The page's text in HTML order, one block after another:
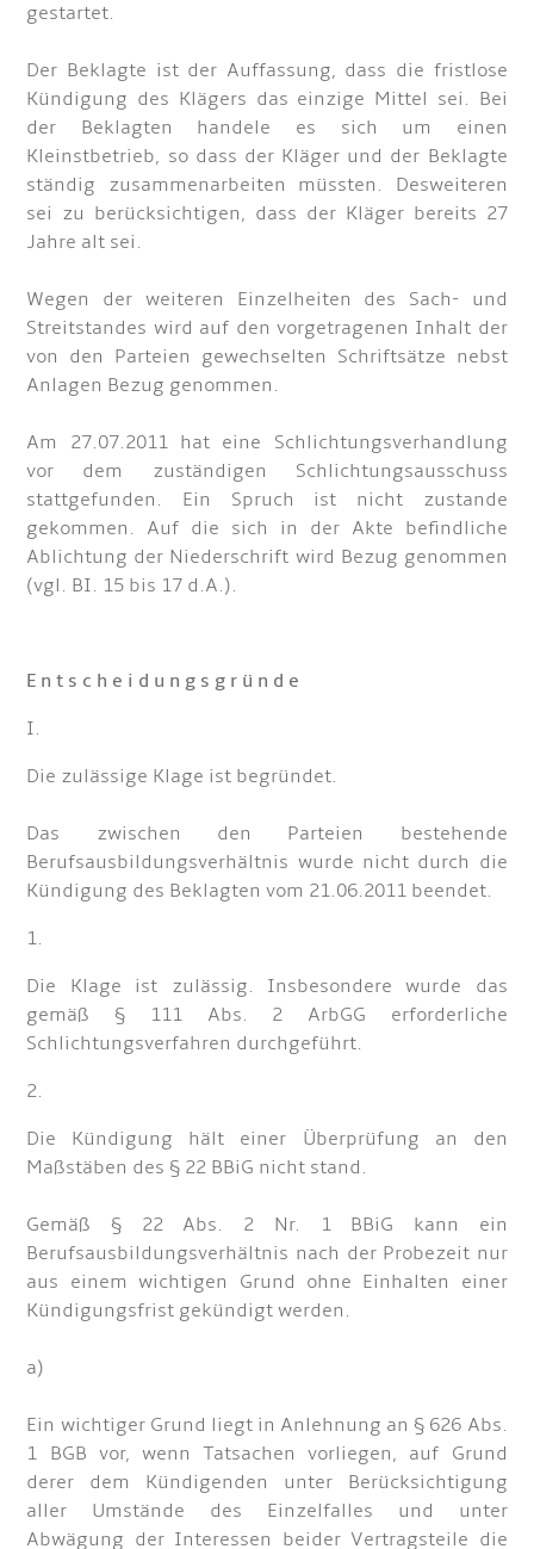
gestartet.
Der Beklagte ist der Auffassung, dass die fristlose
Kündigung des Klägers das einzige Mittel sei. Bei
der Beklagten handele es sich um einen
Kleinstbetrieb, so dass der Kläger und der Beklagte
ständig zusammenarbeiten müssten. Desweiteren
sei zu berücksichtigen, dass der Kläger bereits 27
Jahre alt sei.
Wegen der weiteren Einzelheiten des Sach- und
Streitstandes wird auf den vorgetragenen Inhalt der
von den Parteien gewechselten Schriftsätze nebst
Anlagen Bezug genommen.
Am 27.07.2011 hat eine Schlichtungsverhandlung
vor dem zuständigen Schlichtungsausschuss
stattgefunden. Ein Spruch ist nicht zustande
gekommen. Auf die sich in der Akte befindliche
Ablichtung der Niederschrift wird Bezug genommen
(vgl. BI. 15 bis 17 d.A.).
E n t s c h e i d u n g s g r ü n d e
I.
Die zulässige Klage ist begründet.
Das zwischen den Parteien bestehende
Berufsausbildungsverhältnis wurde nicht durch die
Kündigung des Beklagten vom 21.06.2011 beendet.
1.
Die Klage ist zulässig. Insbesondere wurde das
gemäß § 111 Abs. 2 ArbGG erforderliche
Schlichtungsverfahren durchgeführt.
2.
Die Kündigung hält einer Überprüfung an den
Maßstäben des § 22 BBiG nicht stand.
Gemäß § 22 Abs. 2 Nr. 1 BBiG kann ein
Berufsausbildungsverhältnis nach der Probezeit nur
aus einem wichtigen Grund ohne Einhalten einer
Kündigungsfrist gekündigt werden.
a)
Ein wichtiger Grund liegt in Anlehnung an § 626 Abs.
1 BGB vor, wenn Tatsachen vorliegen, auf Grund
derer dem Kündigenden unter Berücksichtigung
aller Umstände des Einzelfalles und unter
Abwägung der Interessen beider Vertragsteile die